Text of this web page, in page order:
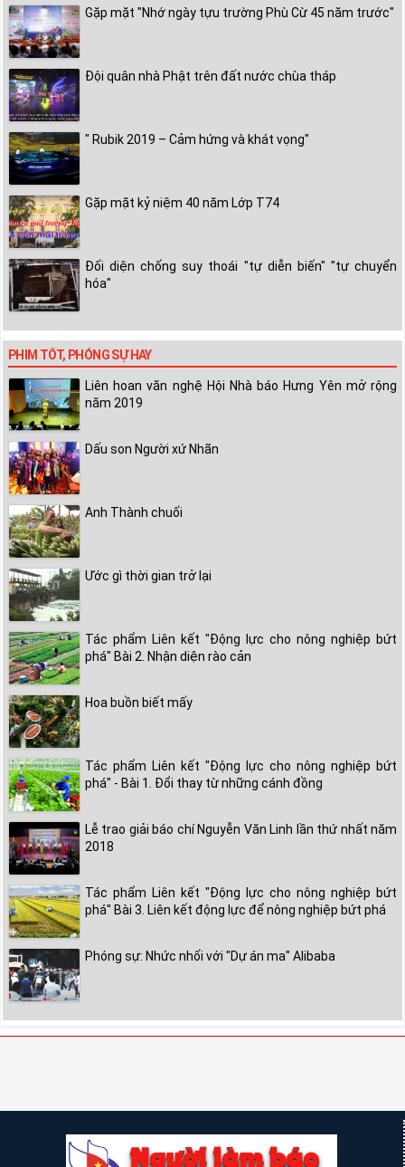
Gặp mặt "Nhớ ngày tựu trường Phù Cừ 45 năm trước"
Đội quân nhà Phật trên đất nước chùa tháp
" Rubik 2019 – Cảm hứng và khát vọng"
Gặp mặt kỷ niệm 40 năm Lớp T74
Đối diện chống suy thoái "tự diễn biến" "tự chuyển
hóa"
PHIM TỐT, PHÓNG SỰ HAY
Liên hoan văn nghệ Hội Nhà báo Hưng Yên mở rộng
năm 2019
Dấu son Người xứ Nhãn
Anh Thành chuối
Ước gì thời gian trở lại
Tác phẩm Liên kết "Động lực cho nông nghiệp bứt
phá" Bài 2. Nhận diện rào cản
Hoa buồn biết mấy
Tác phẩm Liên kết "Động lực cho nông nghiệp bứt
phá" - Bài 1. Đổi thay từ những cánh đồng
Lễ trao giải báo chí Nguyễn Văn Linh lần thứ nhất năm
2018
Tác phẩm Liên kết "Động lực cho nông nghiệp bứt
phá" Bài 3. Liên kết động lực để nông nghiệp bứt phá
Phóng sự: Nhức nhối với "Dự án ma" Alibaba